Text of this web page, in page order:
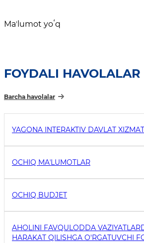
Maʼlumot yoʻq
FOYDALI HAVOLALAR
Barcha havolalar
YAGONA INTERAKTIV DAVLAT
OCHIQ MAʼLUMOTLAR
OCHIQ BUDJET
AHOLINI FAVQULODDA
HARAKAT QILISHGA O'RGATUVCHI